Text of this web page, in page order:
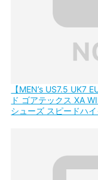
【MEN’s US7.5 UK7
ド ゴアテックス XA
シューズ スピードハ